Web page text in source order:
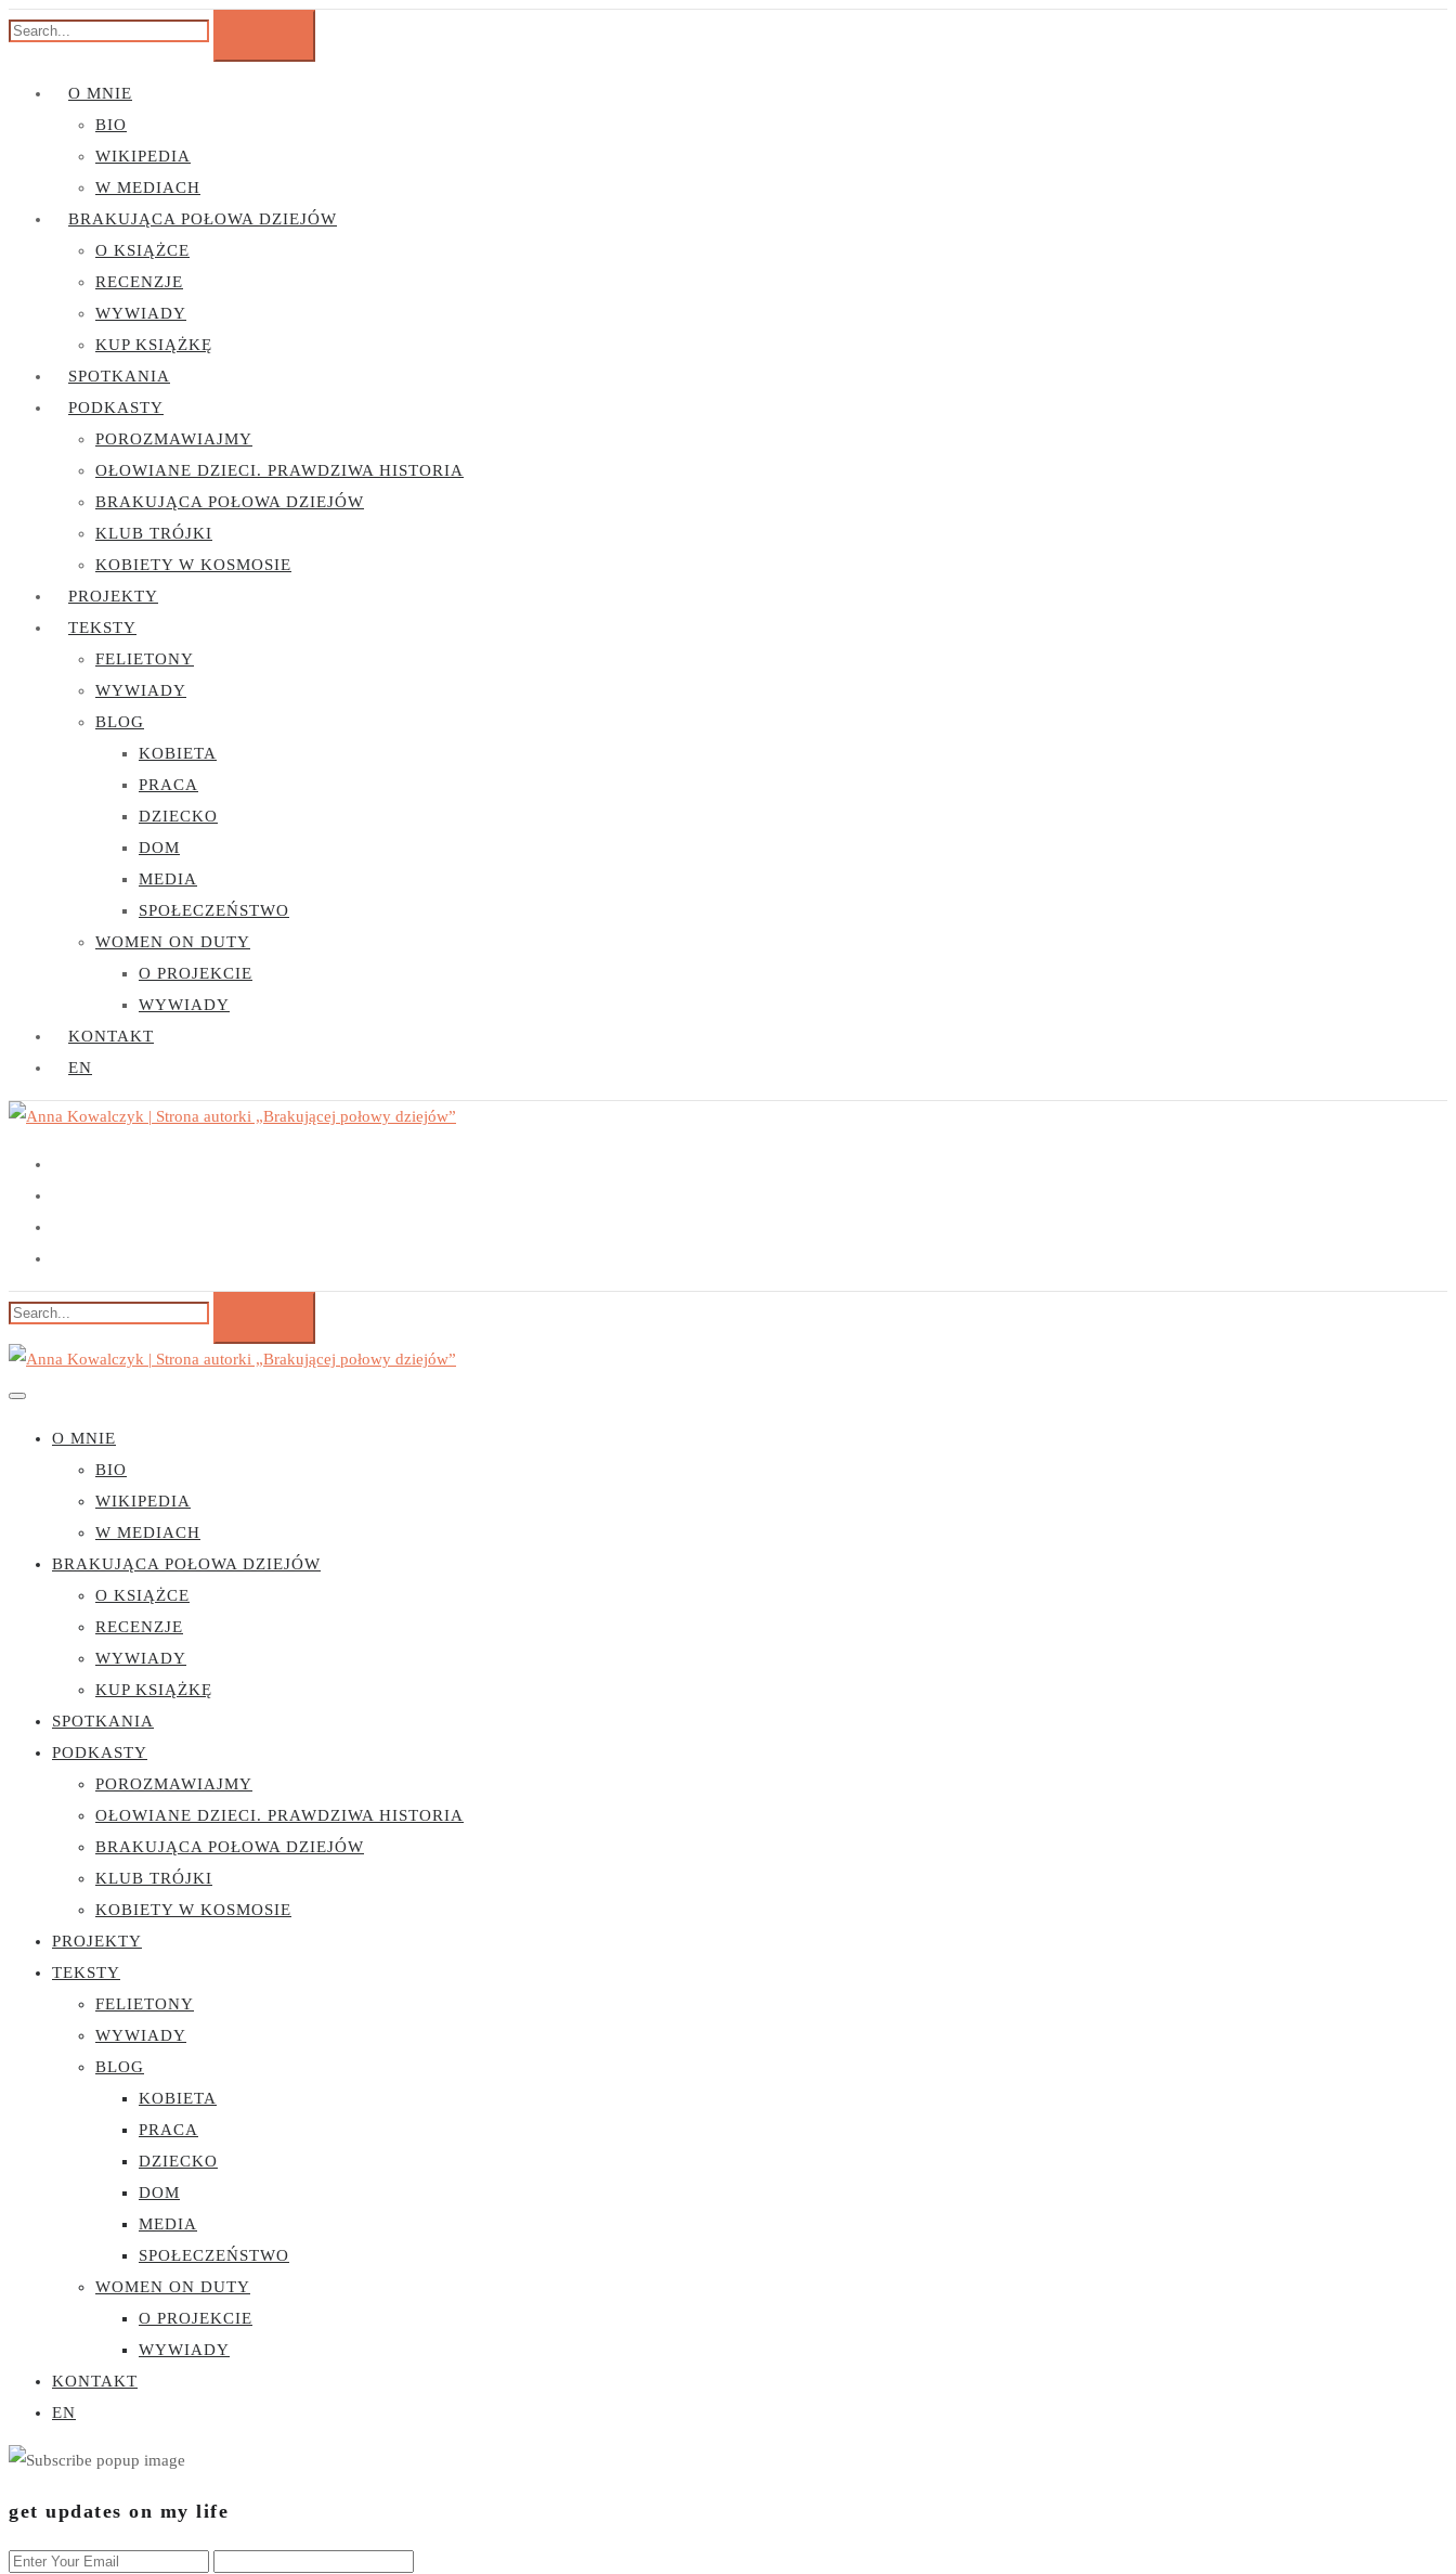
O MNIE
BIO
WIKIPEDIA
W MEDIACH
BRAKUJĄCA POŁOWA DZIEJÓW
O KSIĄŻCE
RECENZJE
WYWIADY
KUP KSIĄŻKĘ
SPOTKANIA
PODKASTY
POROZMAWIAJMY
OŁOWIANE DZIECI. PRAWDZIWA HISTORIA
BRAKUJĄCA POŁOWA DZIEJÓW
KLUB TRÓJKI
KOBIETY W KOSMOSIE
PROJEKTY
TEKSTY
FELIETONY
WYWIADY
BLOG
KOBIETA
PRACA
DZIECKO
DOM
MEDIA
SPOŁECZEŃSTWO
WOMEN ON DUTY
O PROJEKCIE
WYWIADY
KONTAKT
EN
O MNIE
BIO
WIKIPEDIA
W MEDIACH
BRAKUJĄCA POŁOWA DZIEJÓW
O KSIĄŻCE
RECENZJE
WYWIADY
KUP KSIĄŻKĘ
SPOTKANIA
PODKASTY
POROZMAWIAJMY
OŁOWIANE DZIECI. PRAWDZIWA HISTORIA
BRAKUJĄCA POŁOWA DZIEJÓW
KLUB TRÓJKI
KOBIETY W KOSMOSIE
PROJEKTY
TEKSTY
FELIETONY
WYWIADY
BLOG
KOBIETA
PRACA
DZIECKO
DOM
MEDIA
SPOŁECZEŃSTWO
WOMEN ON DUTY
O PROJEKCIE
WYWIADY
KONTAKT
EN
get updates on my life